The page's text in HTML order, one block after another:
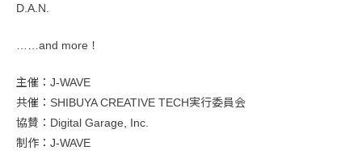
D.A.N.
……and more！
主催：J-WAVE
共催：SHIBUYA CREATIVE TECH実行委員会
協賛：Digital Garage, Inc.
制作：J-WAVE